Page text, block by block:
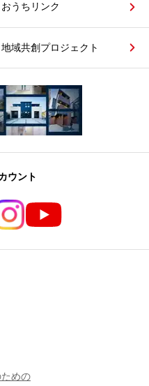
おうちリンク
地域共創プロジェクト
ウント
めの